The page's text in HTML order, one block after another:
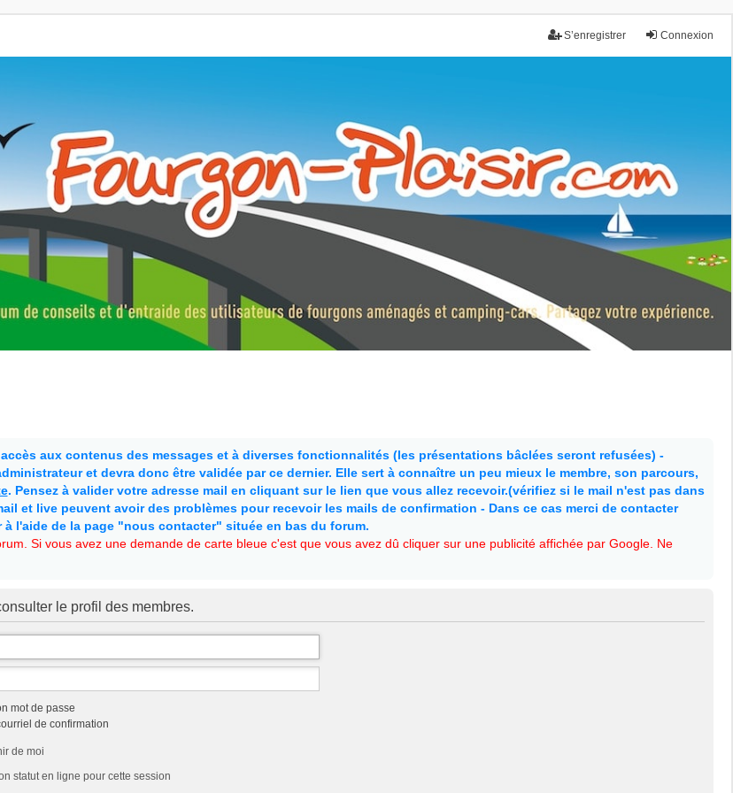
Connexion
S’enregistrer
vans et de camping-car. Partagez votre expérience.
aux contenus des messages et à diverses fonctionnalités (les présentations bâclées seront refusées) -
et devra donc être validée par ce dernier. Elle sert à connaître un peu mieux le membre, son parcours,
. Pensez à valider votre adresse mail en cliquant sur le lien que vous allez recevoir.(vérifiez si le mail n'est pas dans
et live peuvent avoir des problèmes pour recevoir les mails de confirmation - Dans ce cas merci de contacter
à l'aide de la page "nous contacter" située en bas du forum.
Si vous avez une demande de carte bleue c'est que vous avez dû cliquer sur une publicité affichée par Google. Ne
le profil des membres.
mot de passe
de confirmation
de moi
statut en ligne pour cette session